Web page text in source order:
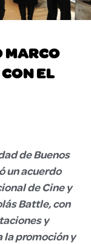
MARCO
EL
de Buenos
un acuerdo
de Cine y
Battle, con
y
la promoción y